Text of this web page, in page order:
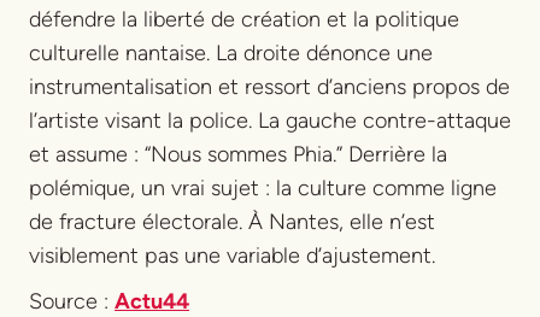
défendre la liberté de création et la politique
culturelle nantaise. La droite dénonce une
instrumentalisation et ressort d’anciens propos de
l’artiste visant la police. La gauche contre-attaque
et assume : “Nous sommes Phia.” Derrière la
polémique, un vrai sujet : la culture comme ligne
de fracture électorale. À Nantes, elle n’est
visiblement pas une variable d’ajustement.
Source : Actu44